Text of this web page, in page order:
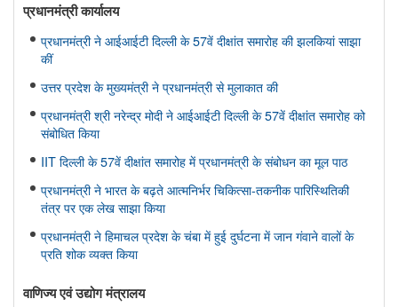
प्रधानमंत्री कार्यालय
प्रधानमंत्री ने आईआईटी दिल्ली के 57वें दीक्षांत समारोह की झलकियां साझा
कीं
उत्तर प्रदेश के मुख्यमंत्री ने प्रधानमंत्री से मुलाकात की
प्रधानमंत्री श्री नरेन्द्र मोदी ने आईआईटी दिल्ली के 57वें दीक्षांत समारोह को
संबोधित किया
IIT दिल्ली के 57वें दीक्षांत समारोह में प्रधानमंत्री के संबोधन का मूल पाठ
प्रधानमंत्री ने भारत के बढ़ते आत्मनिर्भर चिकित्सा-तकनीक पारिस्थितिकी
तंत्र पर एक लेख साझा किया
प्रधानमंत्री ने हिमाचल प्रदेश के चंबा में हुई दुर्घटना में जान गंवाने वालों के
प्रति शोक व्यक्त किया
वाणिज्‍य एवं उद्योग मंत्रालय